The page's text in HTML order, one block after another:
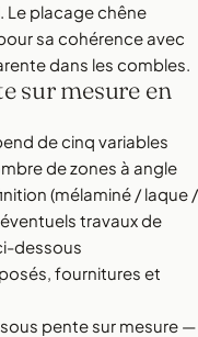
Le placage chêne
sa cohérence avec
dans les combles.
sur mesure en
de cinq variables
de zones à angle
(mélaminé / laque /
travaux de
dessous
fournitures et
pente sur mesure —